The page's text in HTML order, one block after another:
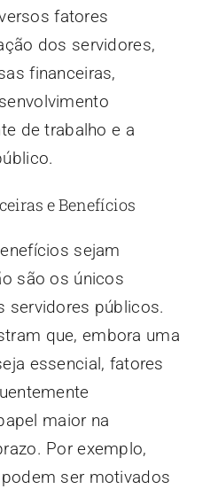
fatores
dos servidores,
financeiras,
de trabalho e a
e Benefícios
sejam
são os únicos
servidores públicos.
que, embora uma
essencial, fatores
maior na
Por exemplo,
ser motivados